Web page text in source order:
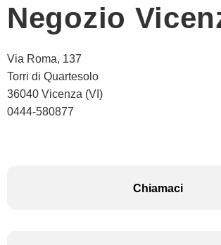
Negozio
Via Roma, 137
Torri di Quartesolo
36040 Vicenza (VI)
0444-580877
Chiamaci